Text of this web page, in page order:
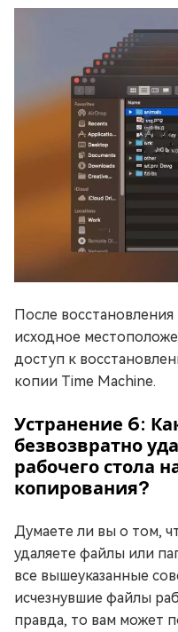
После
исходное
доступ к
копии Time Machine.
Устранение 6:
безвозвратно
рабочего стола
копирования?
Думаете ли вы о том,
удаляете файлы или
все вышеуказанные
исчезнувшие файлы
правда, то вам может